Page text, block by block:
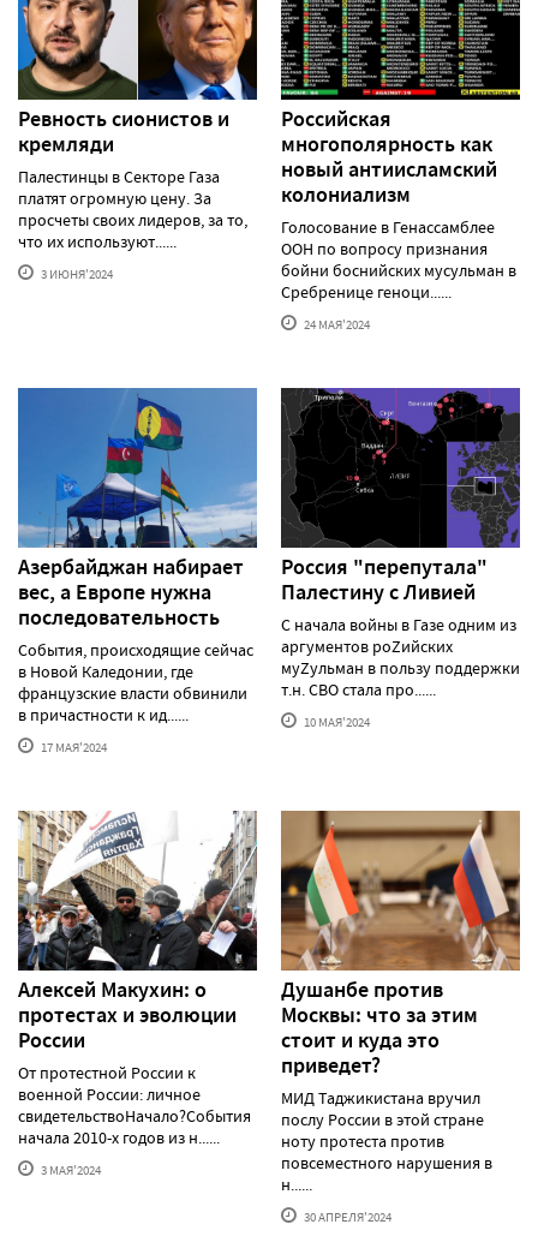
Ревность сионистов и
кремляди
Палестинцы в Секторе Газа
платят огромную цену. За
просчеты своих лидеров, за то,
что их используют......
3 ИЮНЯ'2024
Российская
многополярность как
новый антиисламский
колониализм
Голосование в Генассамблее
ООН по вопросу признания
бойни боснийских мусульман в
Сребренице геноци......
24 МАЯ'2024
Азербайджан набирает
вес, а Европе нужна
последовательность
События, происходящие сейчас
в Новой Каледонии, где
французские власти обвинили
в причастности к ид......
17 МАЯ'2024
Россия "перепутала"
Палестину с Ливией
С начала войны в Газе одним из
аргументов роZийских
муZульман в пользу поддержки
т.н. СВО стала про......
10 МАЯ'2024
Алексей Макуxин: о
протестаx и эволюции
России
От протестной России к
военной России: личное
свидетельствоНачало?События
начала 2010-х годов из н......
3 МАЯ'2024
Душанбе против
Москвы: что за этим
стоит и куда это
приведет?
МИД Таджикистана вручил
послу России в этой стране
ноту протеста против
повсеместного нарушения в
н......
30 АПРЕЛЯ'2024